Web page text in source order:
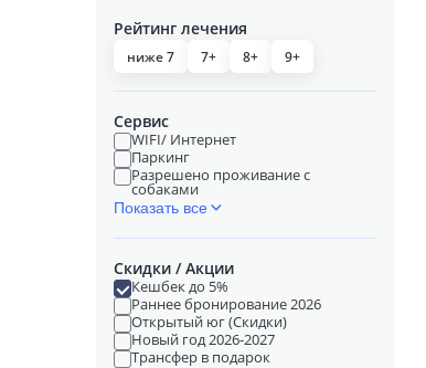
Рейтинг лечения
ниже 7 7+ 8+ 9+
Сервис
WIFI/ Интернет
Паркинг
Разрешено проживание с
собаками
Показать все
Скидки / Акции
Кешбек до 5%
Раннее бронирование 2026
Открытый юг (Скидки)
Новый год 2026-2027
Трансфер в подарок